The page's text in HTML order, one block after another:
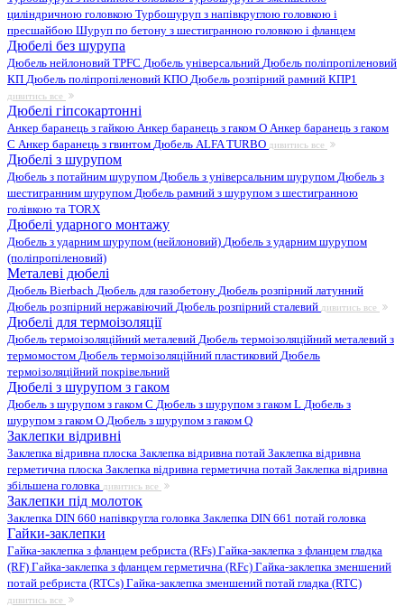
циліндричною головкою Турбошуруп з напівкруглою головкою і
пресшайбою Шуруп по бетону з шестигранною головкою і фланцем
Дюбелі без шурупа
Дюбель нейлоновий TPFC Дюбель універсальний Дюбель поліпропіленовий
КП Дюбель поліпропіленовий КПО Дюбель розпірний рамний КПР1
дивитись все
Дюбелі гіпсокартонні
Анкер баранець з гайкою Анкер баранець з гаком O Анкер баранець з гаком
С Анкер баранець з гвинтом Дюбель ALFA TURBO дивитись все
Дюбелі з шурупом
Дюбель з потайним шурупом Дюбель з універсальним шурупом Дюбель з
шестигранним шурупом Дюбель рамний з шурупом з шестигранною
голівкою та TORX
Дюбелі ударного монтажу
Дюбель з ударним шурупом (нейлоновий) Дюбель з ударним шурупом
(поліпропіленовий)
Металеві дюбелі
Дюбель Bierbach Дюбель для газобетону Дюбель розпірний латунний
Дюбель розпірний нержавіючий Дюбель розпірний сталевий дивитись все
Дюбелі для термоізоляції
Дюбель термоізоляційний металевий Дюбель термоізоляційний металевий з
термомостом Дюбель термоізоляційний пластиковий Дюбель
термоізоляційний покрівельний
Дюбелі з шурупом з гаком
Дюбель з шурупом з гаком C Дюбель з шурупом з гаком L Дюбель з
шурупом з гаком O Дюбель з шурупом з гаком Q
Заклепки відривні
Заклепка відривна плоска Заклепка відривна потай Заклепка відривна
герметична плоска Заклепка відривна герметична потай Заклепка відривна
збільшена головка дивитись все
Заклепки під молоток
Заклепка DIN 660 напівкругла головка Заклепка DIN 661 потай головка
Гайки-заклепки
Гайка-заклепка з фланцем ребриста (RFs) Гайка-заклепка з фланцем гладка
(RF) Гайка-заклепка з фланцем герметична (RFc) Гайка-заклепка зменшений
потай ребриста (RTCs) Гайка-заклепка зменшений потай гладка (RTC)
дивитись все